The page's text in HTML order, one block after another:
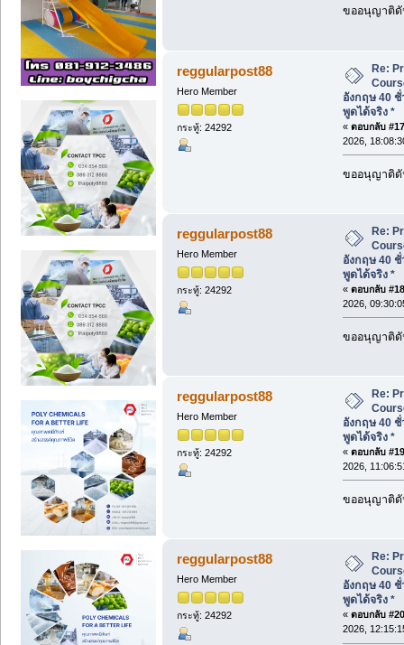
ขออนุญาติดั
reggularpost88
Hero Member
กระทู้: 24292
Re:
อังกฤษ 40
พูดได้จริง *
« ตอบกลับ
2026,
ขออนุญาติดั
reggularpost88
Hero Member
กระทู้: 24292
Re:
อังกฤษ 40
พูดได้จริง *
« ตอบกลับ
2026,
ขออนุญาติดั
reggularpost88
Hero Member
กระทู้: 24292
Re:
อังกฤษ 40
พูดได้จริง *
« ตอบกลับ
2026,
ขออนุญาติดั
reggularpost88
Hero Member
กระทู้: 24292
Re:
อังกฤษ 40
พูดได้จริง *
« ตอบกลับ
2026,